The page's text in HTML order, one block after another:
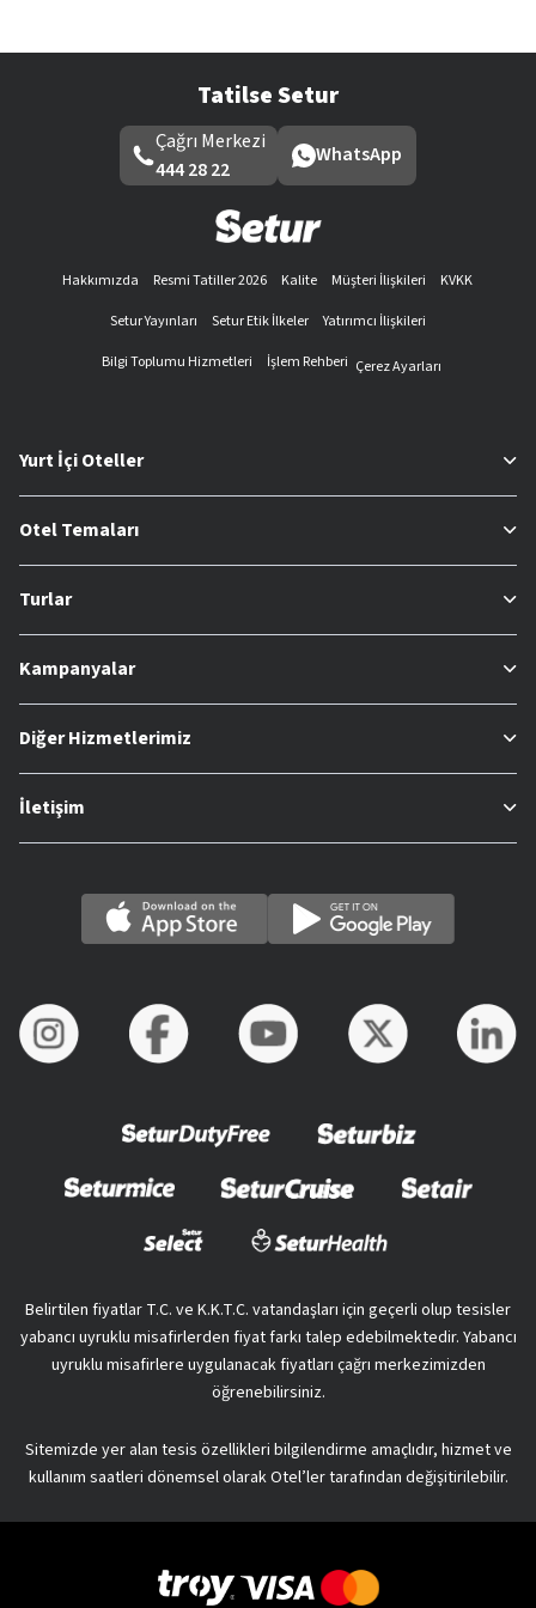
Tatilse Setur
Çağrı Merkezi
444 28 22
WhatsApp
Hakkımızda Resmi Tatiller 2026 Kalite Müşteri İlişkileri
KVKK
Setur Yayınları
Setur Etik İlkeler
Yatırımcı İlişkileri
Bilgi Toplumu Hizmetleri
İşlem Rehberi Çerez Ayarları
Yurt İçi Oteller
Otel Temaları
Turlar
Kampanyalar
Diğer Hizmetlerimiz
İletişim
Belirtilen fiyatlar T.C. ve K.K.T.C. vatandaşları için geçerli olup tesisler
yabancı uyruklu misafirlerden fiyat farkı talep edebilmektedir. Yabancı
uyruklu misafirlere uygulanacak fiyatları çağrı merkezimizden
öğrenebilirsiniz.
Sitemizde yer alan tesis özellikleri bilgilendirme amaçlıdır, hizmet ve
kullanım saatleri dönemsel olarak Otel’ler tarafından değişitirilebilir.